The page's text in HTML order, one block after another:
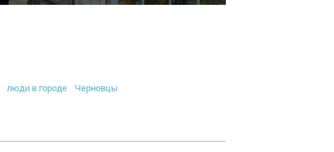
люди в городе Черновцы